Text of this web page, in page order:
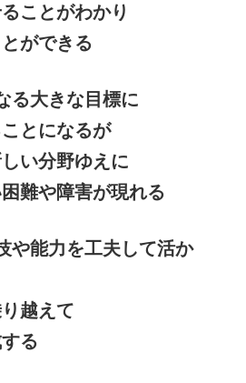
ことがわかり
ができる
る大きな目標に
とになるが
い分野ゆえに
難や障害が現れる
や能力を工夫して活か
越えて
る